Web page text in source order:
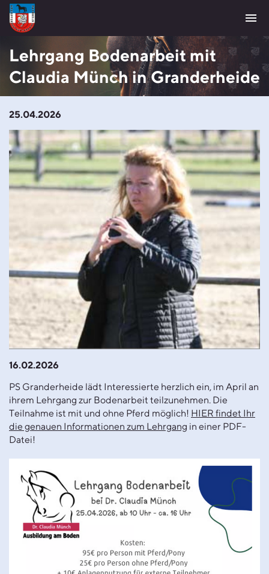
menu
Lehrgang Bodenarbeit mit
Claudia Münch in Granderheide
25.04.2026
16.02.2026
PS Granderheide lädt Interessierte herzlich ein, im April an
ihrem Lehrgang zur Bodenarbeit teilzunehmen. Die
Teilnahme ist mit und ohne Pferd möglich! HIER findet Ihr
die genauen Informationen zum Lehrgang in einer PDF-
Datei!